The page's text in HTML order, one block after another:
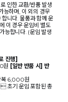
인한 교환/반품 발생
능하며, 이 외의 경우
니다. 물품과 함께 운
이 경우 운임비 별도
능합니다. (운임 발생
진행]
원 [일반 반품 시] 반
복 6,000원
초기 운임 포함된 총